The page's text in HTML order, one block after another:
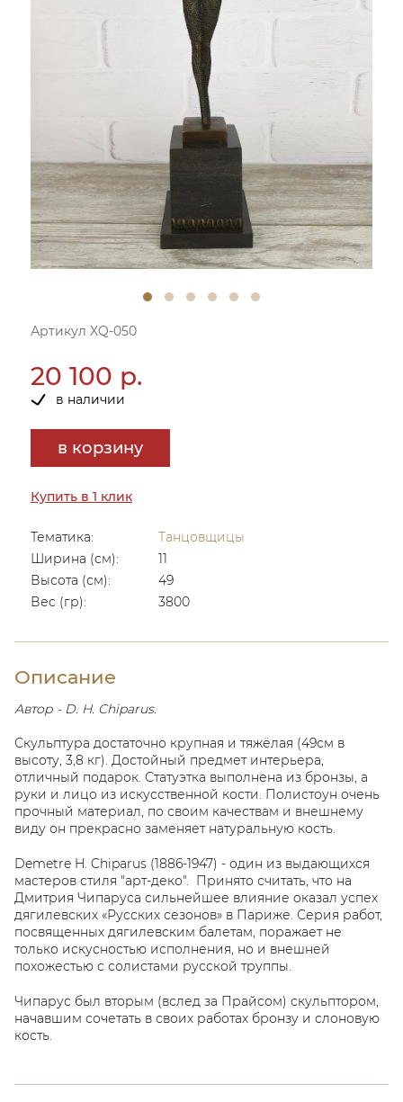
Артикул XQ-050
20 100 р.
в наличии
в корзину
Купить в 1 клик
Тематика:
Танцовщицы
Ширина (см):
11
Высота (см):
49
Вес (гр):
3800
Описание
Автор - D. H. Chiparus.
Скульптура достаточно крупная и тяжёлая (49см в
высоту, 3,8 кг). Достойный предмет интерьера,
отличный подарок. Статуэтка выполнена из бронзы, а
руки и лицо из искусственной кости. Полистоун очень
прочный материал, по своим качествам и внешнему
виду он прекрасно заменяет натуральную кость.
Demetre H. Chiparus (1886-1947) - один из выдающихся
мастеров стиля "арт-деко". Принято считать, что на
Дмитрия Чипаруса сильнейшее влияние оказал успех
дягилевских «Русских сезонов» в Париже. Серия работ,
посвященных дягилевским балетам, поражает не
только искусностью исполнения, но и внешней
похожестью с солистами русской труппы.
Чипарус был вторым (вслед за Прайсом) скульптором,
начавшим сочетать в своих работах бронзу и слоновую
кость.